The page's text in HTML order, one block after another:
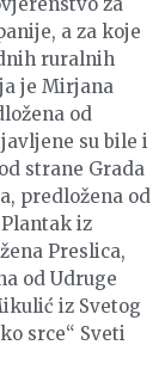
a za koje
ruralnih
je Mirjana
od
su bile i
strane Grada
predložena od
iz
Preslica,
od Udruge
iz Svetog
srce“ Sveti